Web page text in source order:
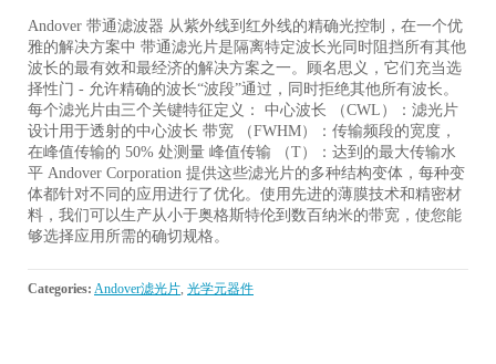
Andover 带通滤波器 从紫外线到红外线的精确光控制，在一个优
雅的解决方案中 带通滤光片是隔离特定波长光同时阻挡所有其他
波长的最有效和最经济的解决方案之一。顾名思义，它们充当选
择性门 - 允许精确的波长“波段”通过，同时拒绝其他所有波长。
每个滤光片由三个关键特征定义： 中心波长 （CWL）：滤光片
设计用于透射的中心波长 带宽 （FWHM）：传输频段的宽度，
在峰值传输的 50% 处测量 峰值传输 （T）：达到的最大传输水
平 Andover Corporation 提供这些滤光片的多种结构变体，每种变
体都针对不同的应用进行了优化。使用先进的薄膜技术和精密材
料，我们可以生产从小于奥格斯特伦到数百纳米的带宽，使您能
够选择应用所需的确切规格。
Categories: Andover滤光片, 光学元器件